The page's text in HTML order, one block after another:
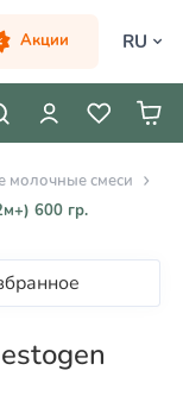
Акции RU
молочные смеси
600 гр.